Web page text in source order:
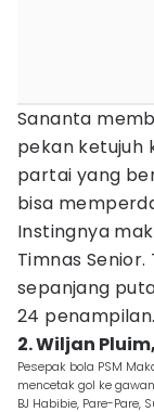
Sananta
pekan ketujuh
partai yang
bisa
Instingnya
Timnas
sepanjang
24 penampilan.
2. Wiljan Pluim,
Pesepak bola PSM
mencetak gol ke
BJ Habibie, Pare-Pare,